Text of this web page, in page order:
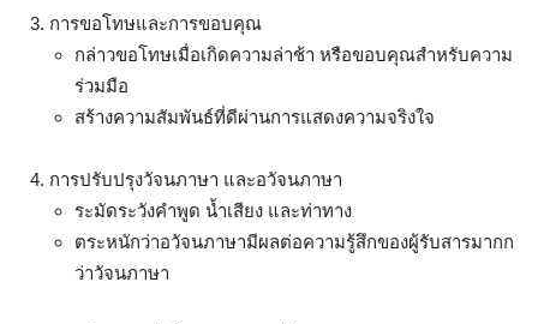
การขอโทษและการขอบคุณ
กล่าวขอโทษเมื่อเกิดความล่าช้า หรือขอบคุณสำหรับความ
ร่วมมือ
สร้างความสัมพันธ์ที่ดีผ่านการแสดงความจริงใจ
การปรับปรุงวัจนภาษา และอวัจนภาษา
ระมัดระวังคำพูด น้ำเสียง และท่าทาง
ตระหนักว่าอวัจนภาษามีผลต่อความรู้สึกของผู้รับสารมากก
ว่าวัจนภาษา